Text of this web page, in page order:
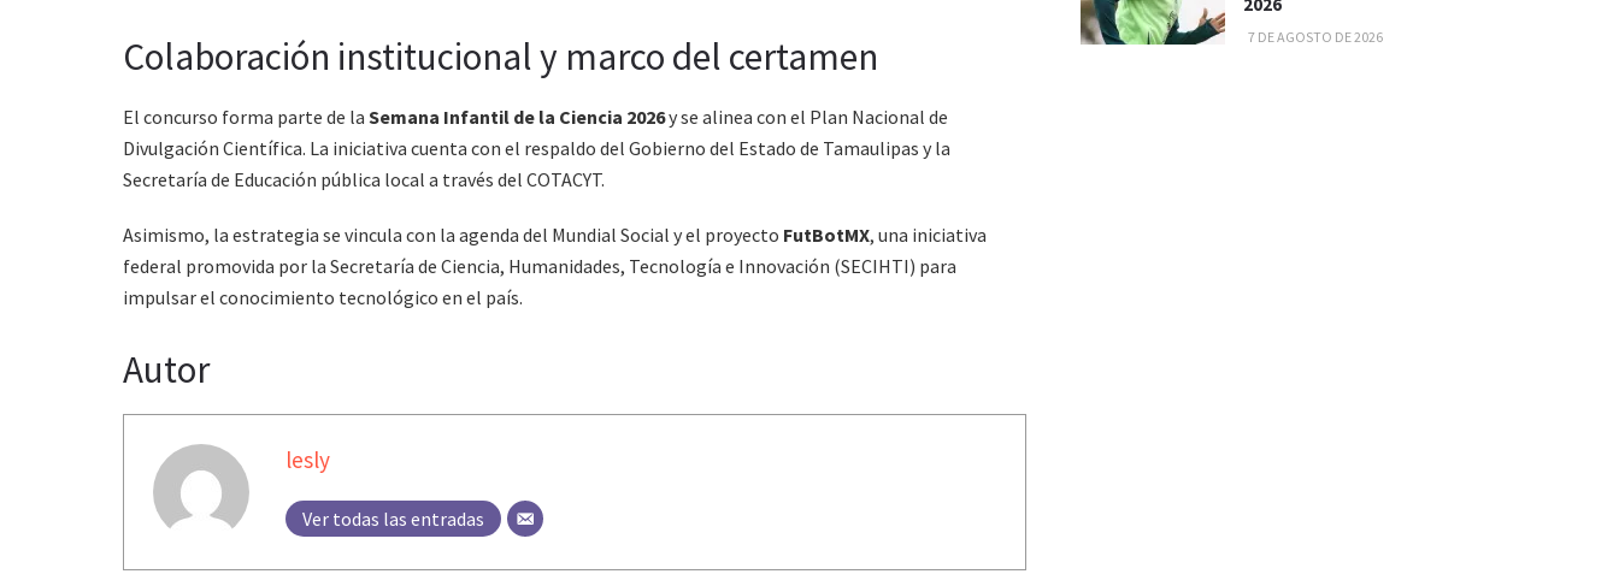
Colaboración institucional y marco del certamen
El concurso forma parte de la Semana Infantil de la Ciencia 2026y se alinea con el Plan Nacional de
Divulgación Científica. La iniciativa cuenta con el respaldo del Gobierno del Estado de Tamaulipas y la
Secretaría de Educación pública local a través del COTACYT.
Asimismo, la estrategia se vincula con la agenda del Mundial Social y el proyecto FutBotMX, una iniciativa
federal promovida por la Secretaría de Ciencia, Humanidades, Tecnología e Innovación (SECIHTI) para
impulsar el conocimiento tecnológico en el país.
Autor
lesly
Ver todas las entradas
7 DE AGOSTO DE 2026